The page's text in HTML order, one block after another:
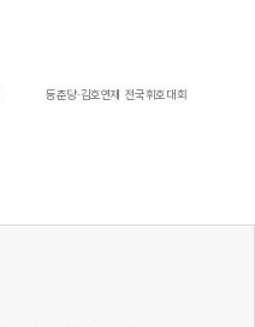
동춘당·김호연재 전국휘호대회